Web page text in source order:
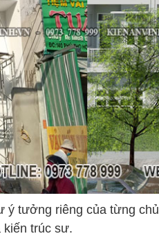
ý tưởng riêng của từng
trúc sư.